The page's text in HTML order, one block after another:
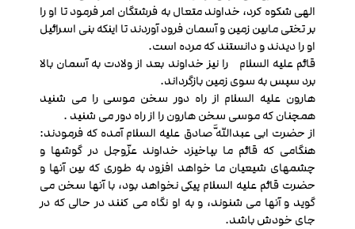
الهی شکوه کرد، خداوند متعال به فرشتگان امر فرمود تا او را
بر تختی مابین زمین و آسمان فرود آوردند تا اینکه بنی اسرائیل
او را دیدند و دانستند که مرده است.
قائم علیه السلام را نیز خداوند بعد از ولادت به آسمان بالا
برد سپس به سوی زمین بازگرداند.
هارون علیه السلام از راه دور سخن موسی را می شنید
همچنان که موسی سخن هارون را از راه دور می شنید .
از حضرت ابی عبداللَّه صادق علیه السلام آمده که فرمودند:
هنگامی که قائم ما بپاخیزد خداوند عزّوجل در گوشها و
چشمهای شیعیان ما خواهد افزود به طوری که بین آنها و
حضرت قائم علیه السلام پیکی نخواهد بود، با آنها سخن می
گوید و آنها می شنوند، و به او نگاه می کنند در حالی که در
جای خودش باشد.